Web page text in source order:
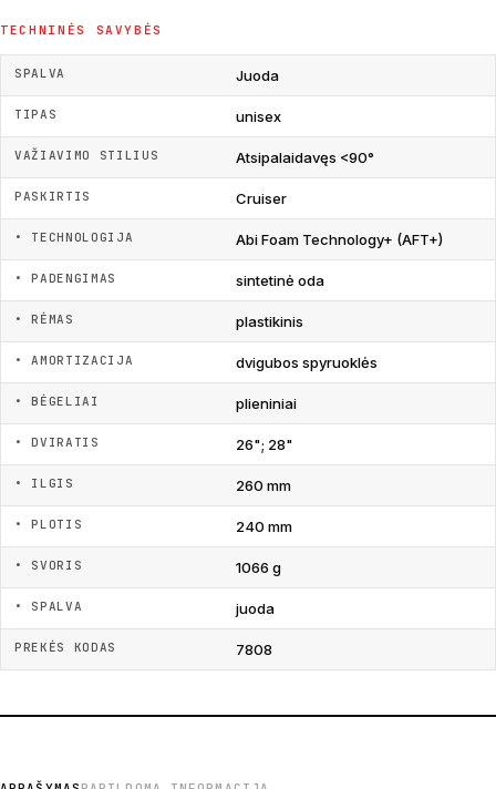
TECHNINĖS SAVYBĖS
SPALVA Juoda
TIPAS unisex
VAŽIAVIMO STILIUS Atsipalaidavęs <90°
PASKIRTIS Cruiser
• TECHNOLOGIJA Abi Foam Technology+ (AFT+)
• PADENGIMAS sintetinė oda
• RĖMAS plastikinis
• AMORTIZACIJA dvigubos spyruoklės
• BĖGELIAI plieniniai
• DVIRATIS 26"; 28"
• ILGIS 260 mm
• PLOTIS 240 mm
• SVORIS 1066 g
• SPALVA juoda
PREKĖS KODAS 7808